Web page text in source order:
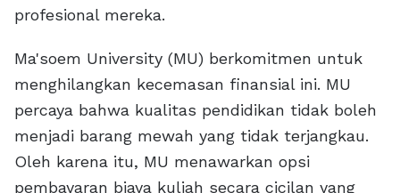
profesional mereka.
Ma'soem University (MU) berkomitmen untuk
menghilangkan kecemasan finansial ini. MU
percaya bahwa kualitas pendidikan tidak boleh
menjadi barang mewah yang tidak terjangkau.
Oleh karena itu, MU menawarkan opsi
pembayaran biaya kuliah secara cicilan yang